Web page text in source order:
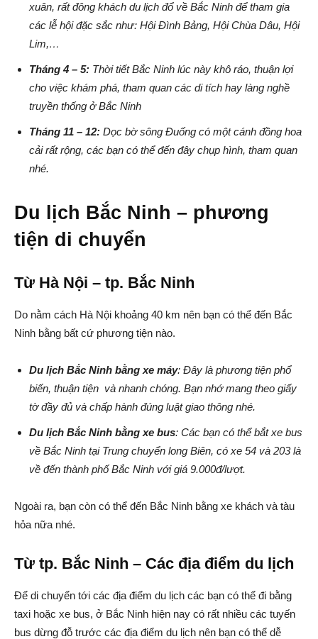
xuân, rất đông khách du lịch đổ về Bắc Ninh để tham gia
các lễ hội đặc sắc như: Hội Đình Bảng, Hội Chùa Dâu, Hội
Lim,…
Tháng 4 – 5: Thời tiết Bắc Ninh lúc này khô ráo, thuận lợi
cho việc khám phá, tham quan các di tích hay làng nghề
truyền thống ở Bắc Ninh
Tháng 11 – 12: Dọc bờ sông Đuống có một cánh đồng hoa
cải rất rộng, các bạn có thể đến đây chụp hình, tham quan
nhé.
Du lịch Bắc Ninh – phương
tiện di chuyển
Từ Hà Nội – tp. Bắc Ninh
Do nằm cách Hà Nội khoảng 40 km nên bạn có thể đến Bắc
Ninh bằng bất cứ phương tiện nào.
Du lịch Bắc Ninh bằng xe máy: Đây là phương tiện phổ
biến, thuận tiện và nhanh chóng. Bạn nhớ mang theo giấy
tờ đầy đủ và chấp hành đúng luật giao thông nhé.
Du lịch Bắc Ninh bằng xe bus: Các bạn có thể bắt xe bus
về Bắc Ninh tại Trung chuyển long Biên, có xe 54 và 203 là
về đến thành phố Bắc Ninh với giá 9.000đ/lượt.
Ngoài ra, bạn còn có thể đến Bắc Ninh bằng xe khách và tàu
hỏa nữa nhé.
Từ tp. Bắc Ninh – Các địa điểm du lịch
Để di chuyển tới các địa điểm du lịch các bạn có thể đi bằng
taxi hoặc xe bus, ở Bắc Ninh hiện nay có rất nhiều các tuyến
bus dừng đỗ trước các địa điểm du lịch nên bạn có thể dễ